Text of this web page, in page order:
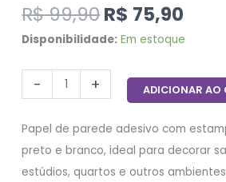
R$99,90R$ 75,90
Disponibilidade: Em estoque
- + ADICIONAR AO
Papel de parede adesivo com
preto e branco, ideal para decorar
estúdios, quartos e outros